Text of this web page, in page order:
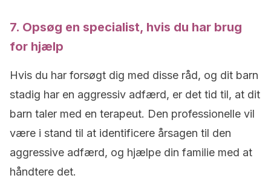
7. Opsøg en specialist, hvis du har brug
for hjælp
Hvis du har forsøgt dig med disse råd, og dit barn
stadig har en aggressiv adfærd, er det tid til, at dit
barn taler med en terapeut. Den professionelle vil
være i stand til at identificere årsagen til den
aggressive adfærd, og hjælpe din familie med at
håndtere det.